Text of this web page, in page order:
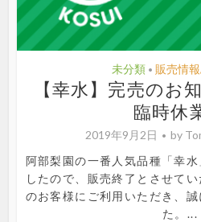
未分類 • 販売情
【幸水】完売のお
臨時休
2019年9月2日 by
阿部梨園の一番人気品種「幸
したので、販売終了とさせて
のお客様にご利用いただき、
た。...